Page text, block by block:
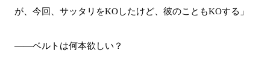
が、今回、サッタリをKOしたけど、彼のこともKOする」
――ベルトは何本欲しい？